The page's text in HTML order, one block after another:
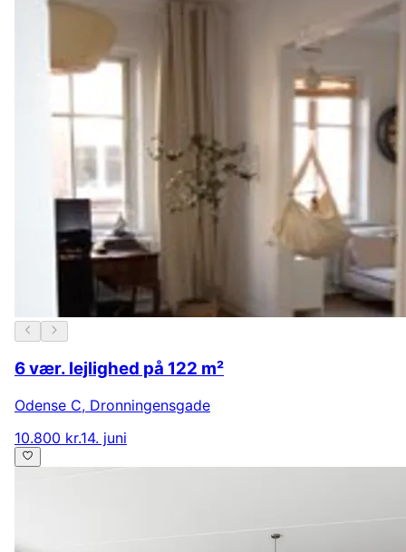
6 vær. lejlighed på 122 m²
Odense C, Dronningensgade
10.800 kr.14. juni